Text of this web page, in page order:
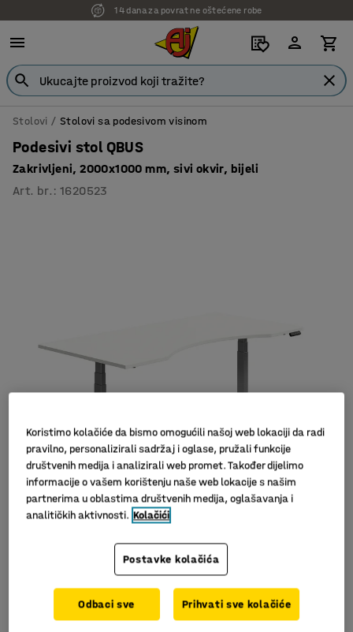
7 godina garancije
Stolovi Stolovi sa podesivom visinom
Podesivi stol QBUS
Zakrivljeni, 2000x1000 mm, sivi okvir, bijeli
Art. br. :1620523
Funkcija memorije za tri visine
Koristimo kolačiće da bismo omogućili našoj web lokaciji da radi
pravilno, personalizirali sadržaj i oglase, pružali funkcije
društvenih medija i analizirali web promet. Također dijelimo
informacije o vašem korištenju naše web lokacije s našim
partnerima u oblastima društvenih medija, oglašavanja i
analitičkih aktivnosti. Kolačići
Postavke kolačića
Odbaci sve Prihvati sve kolačiće